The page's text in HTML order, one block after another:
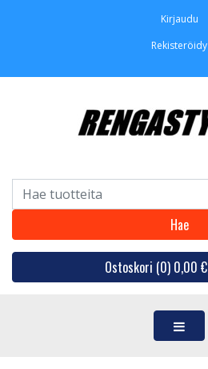
Kirjaudu
Rekisteröidy
Hae
Ostoskori (0) 0,00 €